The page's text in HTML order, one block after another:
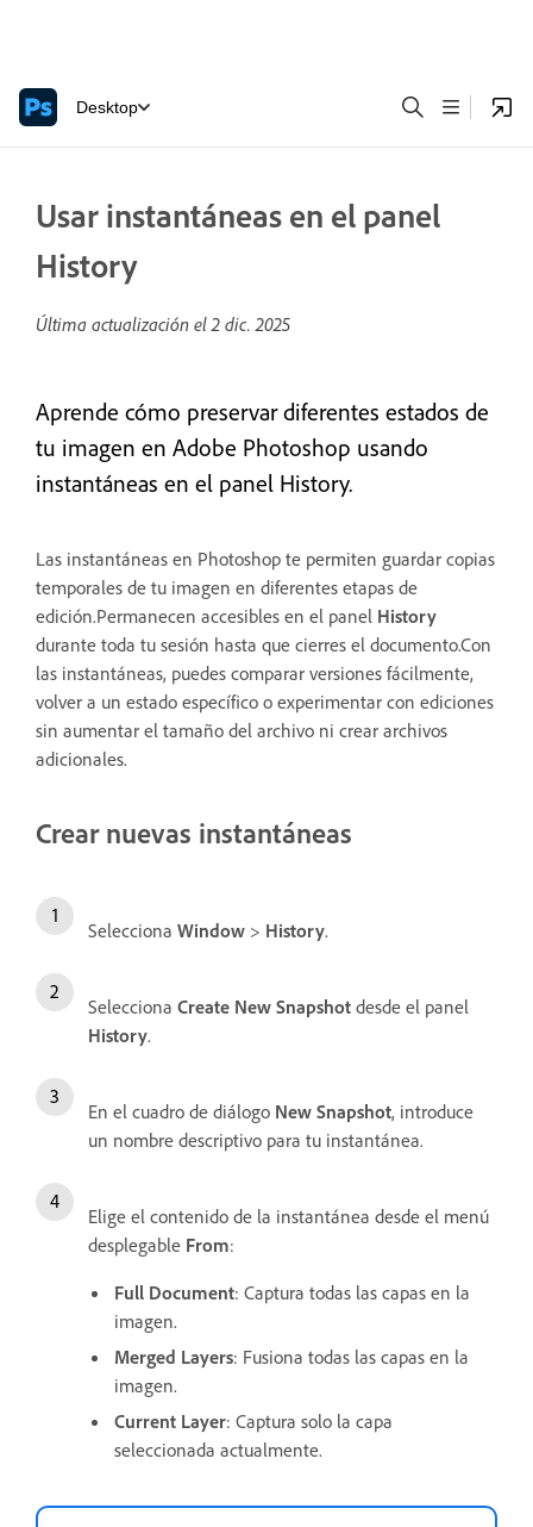
Desktop
Usar instantáneas en el panel
History
Última actualización el2 dic. 2025
Aprende cómo preservar diferentes estados de
tu imagen en Adobe Photoshop usando
instantáneas en el panel History.
Las instantáneas en Photoshop te permiten guardar copias
temporales de tu imagen en diferentes etapas de
edición.Permanecen accesibles en el panel History
durante toda tu sesión hasta que cierres el documento.Con
las instantáneas, puedes comparar versiones fácilmente,
volver a un estado específico o experimentar con ediciones
sin aumentar el tamaño del archivo ni crear archivos
adicionales.
Crear nuevas instantáneas
Selecciona Window > History.
Selecciona Create New Snapshot desde el panel
History.
En el cuadro de diálogo New Snapshot, introduce
un nombre descriptivo para tu instantánea.
Elige el contenido de la instantánea desde el menú
desplegable From:
Full Document: Captura todas las capas en la
imagen.
Merged Layers: Fusiona todas las capas en la
imagen.
Current Layer: Captura solo la capa
seleccionada actualmente.